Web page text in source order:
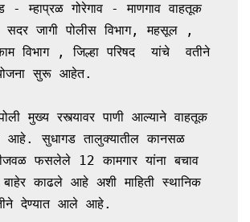
- म्हाप्रळ गोरेगाव - माणगाव वाहतूक
जागी पोलीस विभाग, महसूल ,
विभाग , जिल्हा परिषद  यांचे  वतीने
सुरू आहेत.
आहे. सुधागड तालुक्यातील कानसळ
फसलेले 12 कामगार यांना बचाव
काढले आहे अशी माहिती स्थानिक
देण्यात आले आहे.